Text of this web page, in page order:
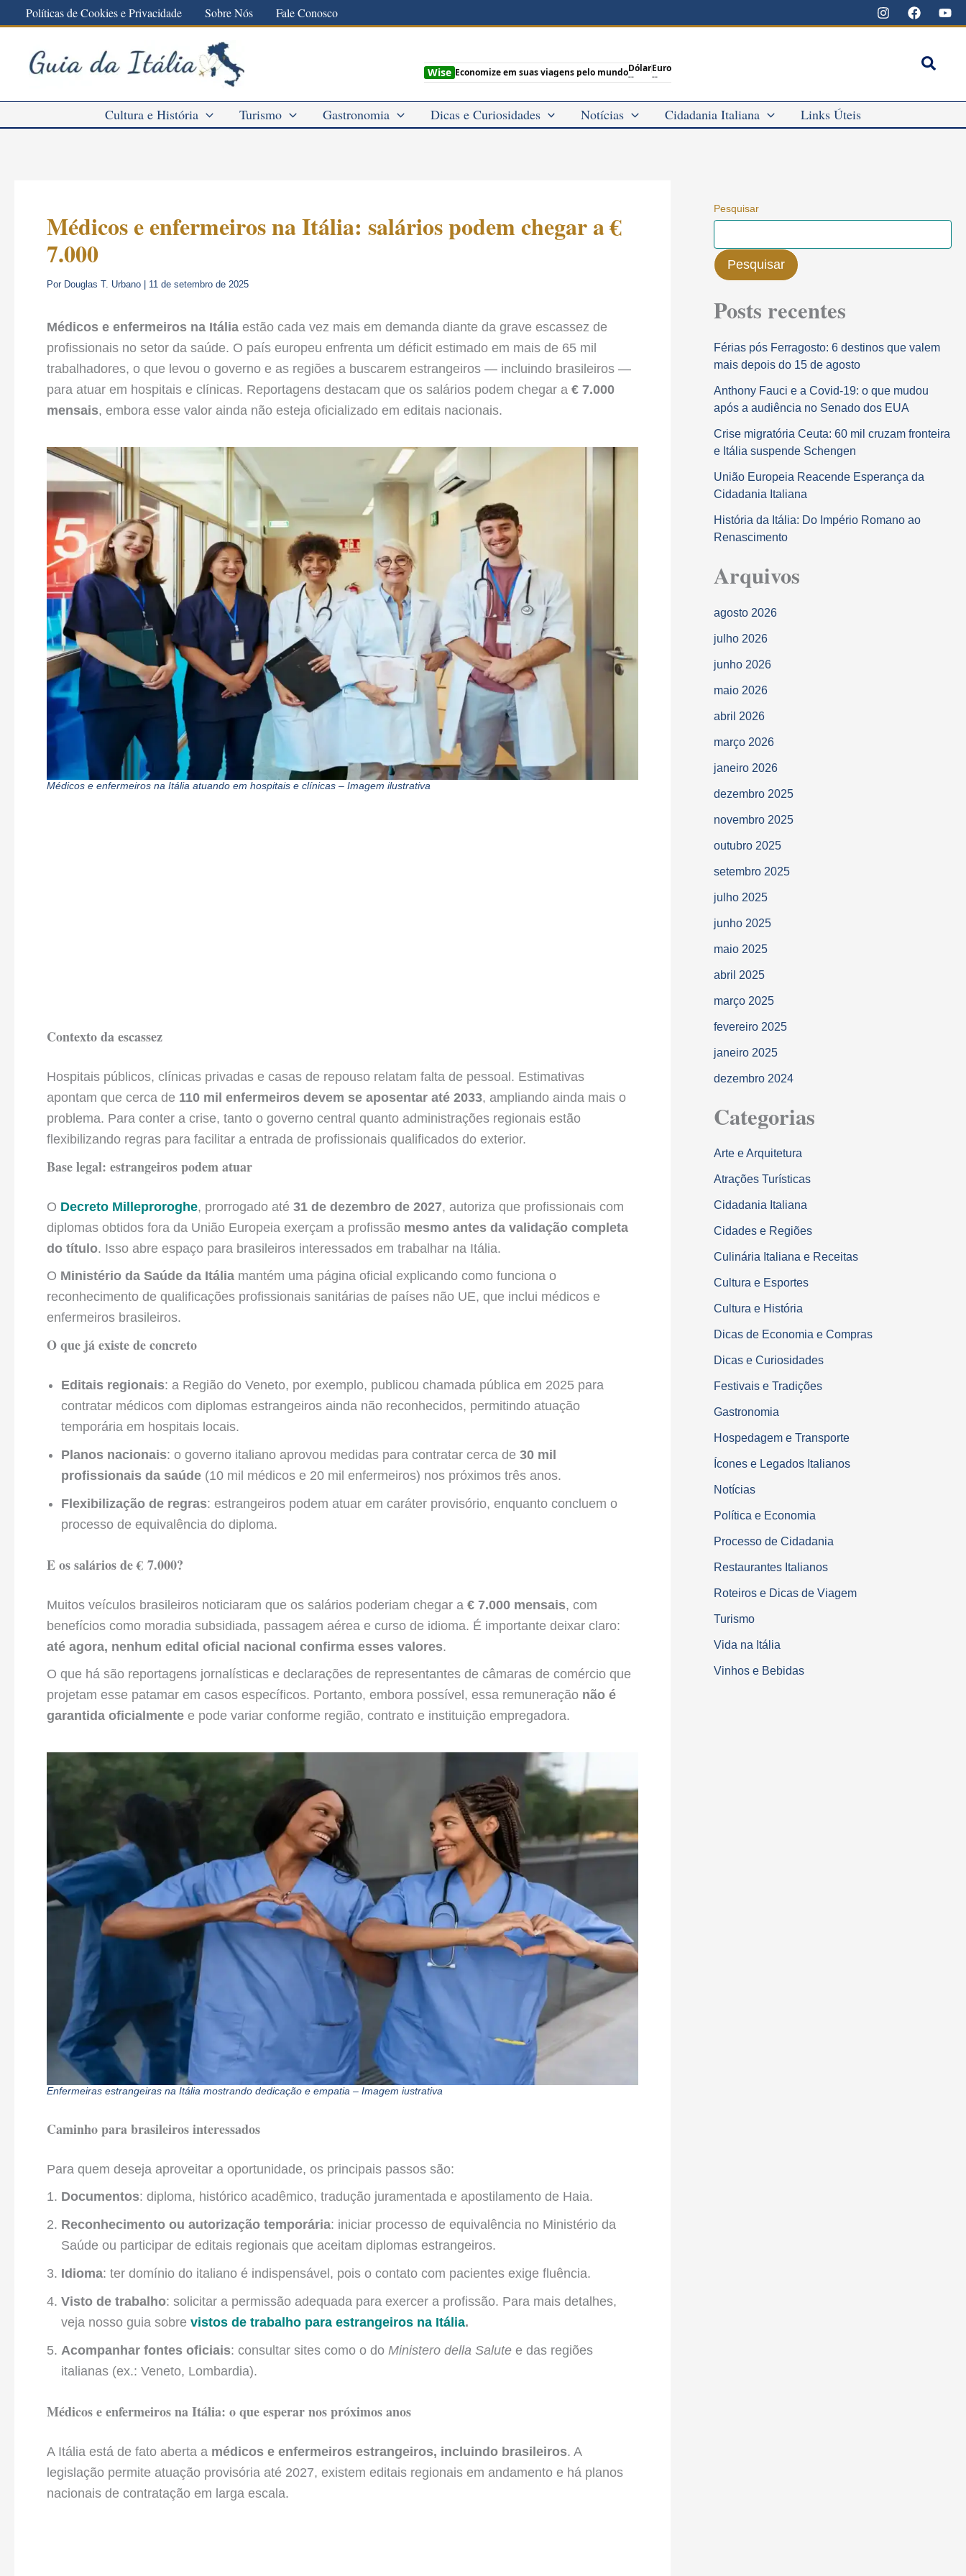
para
conteúdo
Políticas de Cookies e Privacidade Sobre Nós Fale Conosco
Wise Economize em suas viagens pelo mundoDólar
--
Euro
--
Cultura e História Turismo Gastronomia Dicas e Curiosidades Notícias Cidadania Italiana Links Úteis
Médicos e enfermeiros na Itália: salários podem chegar a €
7.000
Por Douglas T. Urbano 11 de setembro de 2025
Médicos e enfermeiros na Itália estão cada vez mais em demanda diante da grave escassez de
profissionais no setor da saúde. O país europeu enfrenta um déficit estimado em mais de 65 mil
trabalhadores, o que levou o governo e as regiões a buscarem estrangeiros — incluindo brasileiros —
para atuar em hospitais e clínicas. Reportagens destacam que os salários podem chegar a € 7.000
mensais, embora esse valor ainda não esteja oficializado em editais nacionais.
Médicos e enfermeiros na Itália atuando em hospitais e clínicas – Imagem ilustrativa
Contexto da escassez
Hospitais públicos, clínicas privadas e casas de repouso relatam falta de pessoal. Estimativas
apontam que cerca de 110 mil enfermeiros devem se aposentar até 2033, ampliando ainda mais o
problema. Para conter a crise, tanto o governo central quanto administrações regionais estão
flexibilizando regras para facilitar a entrada de profissionais qualificados do exterior.
Base legal: estrangeiros podem atuar
O Decreto Milleproroghe, prorrogado até 31 de dezembro de 2027, autoriza que profissionais com
diplomas obtidos fora da União Europeia exerçam a profissão mesmo antes da validação completa
do título. Isso abre espaço para brasileiros interessados em trabalhar na Itália.
O Ministério da Saúde da Itália mantém uma página oficial explicando como funciona o
reconhecimento de qualificações profissionais sanitárias de países não UE, que inclui médicos e
enfermeiros brasileiros.
O que já existe de concreto
Editais regionais: a Região do Veneto, por exemplo, publicou chamada pública em 2025 para
contratar médicos com diplomas estrangeiros ainda não reconhecidos, permitindo atuação
temporária em hospitais locais.
Planos nacionais: o governo italiano aprovou medidas para contratar cerca de 30 mil
profissionais da saúde (10 mil médicos e 20 mil enfermeiros) nos próximos três anos.
Flexibilização de regras: estrangeiros podem atuar em caráter provisório, enquanto concluem o
processo de equivalência do diploma.
E os salários de € 7.000?
Muitos veículos brasileiros noticiaram que os salários poderiam chegar a € 7.000 mensais, com
benefícios como moradia subsidiada, passagem aérea e curso de idioma. É importante deixar claro:
até agora, nenhum edital oficial nacional confirma esses valores.
O que há são reportagens jornalísticas e declarações de representantes de câmaras de comércio que
projetam esse patamar em casos específicos. Portanto, embora possível, essa remuneração não é
garantida oficialmente e pode variar conforme região, contrato e instituição empregadora.
Enfermeiras estrangeiras na Itália mostrando dedicação e empatia – Imagem iustrativa
Caminho para brasileiros interessados
Para quem deseja aproveitar a oportunidade, os principais passos são:
Documentos: diploma, histórico acadêmico, tradução juramentada e apostilamento de Haia.
Reconhecimento ou autorização temporária: iniciar processo de equivalência no Ministério da
Saúde ou participar de editais regionais que aceitam diplomas estrangeiros.
Idioma: ter domínio do italiano é indispensável, pois o contato com pacientes exige fluência.
Visto de trabalho: solicitar a permissão adequada para exercer a profissão. Para mais detalhes,
veja nosso guia sobre vistos de trabalho para estrangeiros na Itália.
Acompanhar fontes oficiais: consultar sites como o do Ministero della Salute e das regiões
italianas (ex.: Veneto, Lombardia).
Médicos e enfermeiros na Itália: o que esperar nos próximos anos
A Itália está de fato aberta a médicos e enfermeiros estrangeiros, incluindo brasileiros. A
legislação permite atuação provisória até 2027, existem editais regionais em andamento e há planos
nacionais de contratação em larga escala.
Pesquisar
Pesquisar
Posts recentes
Férias pós Ferragosto: 6 destinos que valem
mais depois do 15 de agosto
Anthony Fauci e a Covid-19: o que mudou
após a audiência no Senado dos EUA
Crise migratória Ceuta: 60 mil cruzam fronteira
e Itália suspende Schengen
União Europeia Reacende Esperança da
Cidadania Italiana
História da Itália: Do Império Romano ao
Renascimento
Arquivos
agosto 2026
julho 2026
junho 2026
maio 2026
abril 2026
março 2026
janeiro 2026
dezembro 2025
novembro 2025
outubro 2025
setembro 2025
julho 2025
junho 2025
maio 2025
abril 2025
março 2025
fevereiro 2025
janeiro 2025
dezembro 2024
Categorias
Arte e Arquitetura
Atrações Turísticas
Cidadania Italiana
Cidades e Regiões
Culinária Italiana e Receitas
Cultura e Esportes
Cultura e História
Dicas de Economia e Compras
Dicas e Curiosidades
Festivais e Tradições
Gastronomia
Hospedagem e Transporte
Ícones e Legados Italianos
Notícias
Política e Economia
Processo de Cidadania
Restaurantes Italianos
Roteiros e Dicas de Viagem
Turismo
Vida na Itália
Vinhos e Bebidas